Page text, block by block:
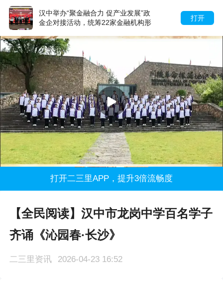
打开
汉中举办“聚金融合力 促产业发展”政
金企对接活动，统筹22家金融机构形
打开二三里APP，提升3倍流畅度
【全民阅读】汉中市龙岗中学百名学子
齐诵《沁园春·长沙》
二三里资讯 2026-04-23 16:52